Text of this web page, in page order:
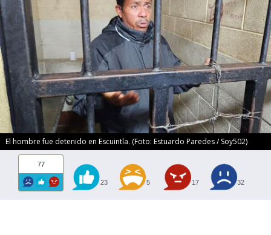
El hombre fue detenido en Escuintla. (Foto: Estuardo Paredes / Soy502)
77
23 5 17 32